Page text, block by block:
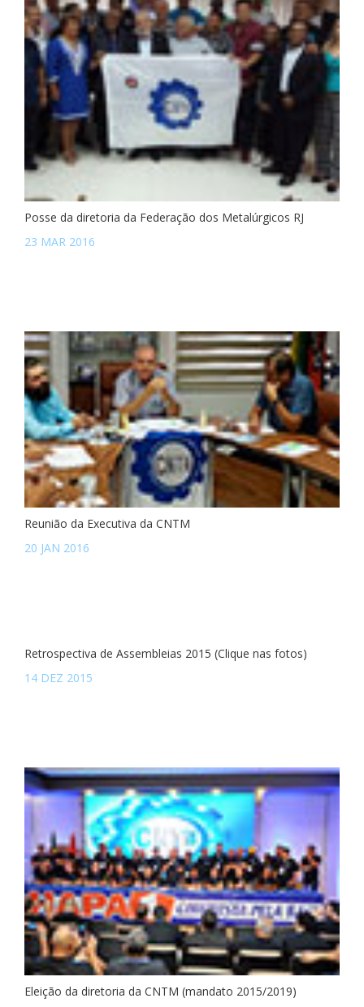
Posse da diretoria da Federação dos Metalúrgicos RJ
23 MAR 2016
Reunião da Executiva da CNTM
20 JAN 2016
Retrospectiva de Assembleias 2015 (Clique nas fotos)
14 DEZ 2015
Eleição da diretoria da CNTM (mandato 2015/2019)